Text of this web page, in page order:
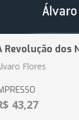
Revolução dos
Flores
43,27